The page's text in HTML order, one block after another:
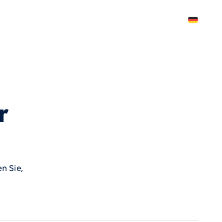
Deutsch
Sie,